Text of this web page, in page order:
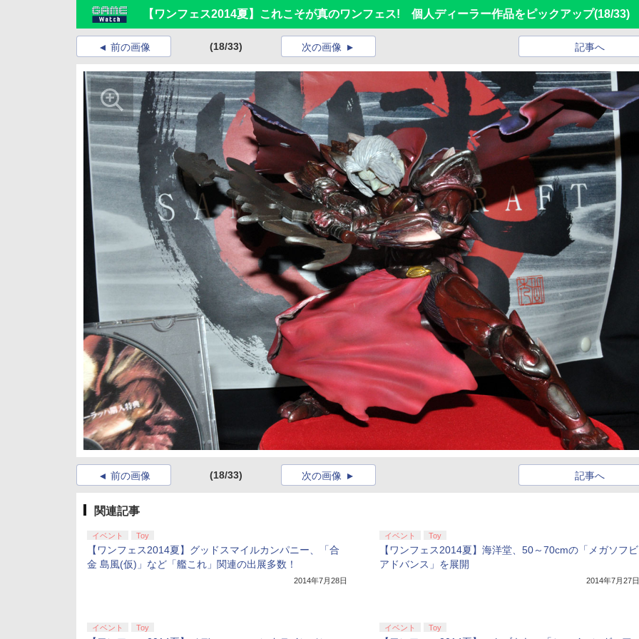
【ワンフェス2014夏】これこそが真のワンフェス! 個人ディーラー作品をピックアップ(18/33)
前の画像 (18/33) 記事へ
次の画像
前の画像 (18/33) 記事へ
次の画像
関連記事
イベント Toy
【ワンフェス2014夏】グッドスマイルカンパニー、「合
金 島風(仮)」など「艦これ」関連の出展多数！
2014年7月28日
イベント Toy
【ワンフェス2014夏】海洋堂、50～70cmの「メガソフビ
アドバンス」を展開
2014年7月27日
イベント Toy イベント Toy